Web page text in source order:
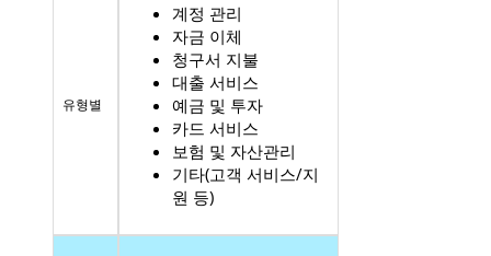
유형별
계정 관리
자금 이체
청구서 지불
대출 서비스
예금 및 투자
카드 서비스
보험 및 자산관리
기타(고객 서비스/지
원 등)